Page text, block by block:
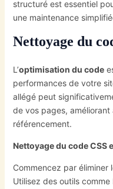
structuré est essentiel
une maintenance
Nettoyage du
L’optimisation du code
performances de votre
allégé peut
de vos pages, améliorant
référencement.
Nettoyage du code CSS
Commencez par éliminer
Utilisez des outils